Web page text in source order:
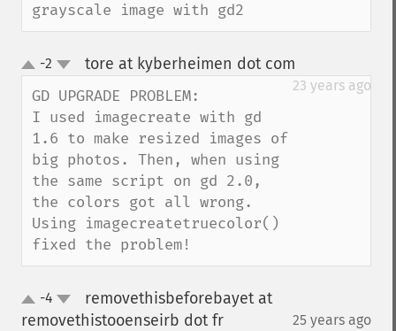
grayscale image with gd2
up
down
-2 tore at kyberheimen dot com
23 years ago
GD UPGRADE PROBLEM:
I used imagecreate with gd
1.6 to make resized images of
big photos. Then, when using
the same script on gd 2.0,
the colors got all wrong.
Using imagecreatetruecolor()
fixed the problem!
up
down
-4
removethisbeforebayet at
removethistooenseirb dot fr
25 years ago